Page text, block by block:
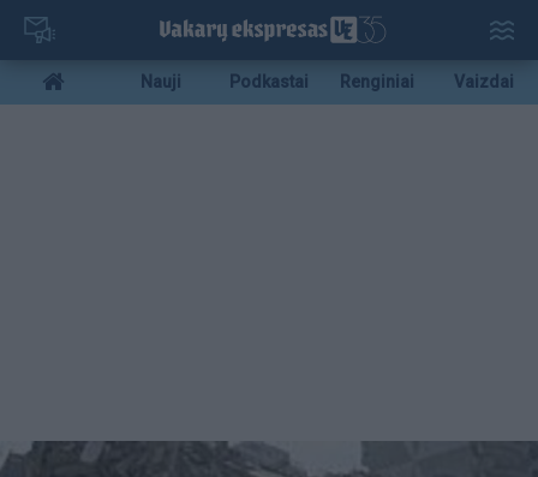
Pereiti
pagrindinį
turinį
Mobile
menu
Nauji Podkastai Renginiai Vaizdai